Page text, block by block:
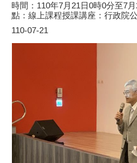
110-07-21
時間：110年7月21日0時0分至7
點：線上課程授課講座：行政院
專業人員訓練師資庫林姿琰講師
錯誤態樣案例解析談會參訓對象
組同仁主辦單位：桃園市政府採